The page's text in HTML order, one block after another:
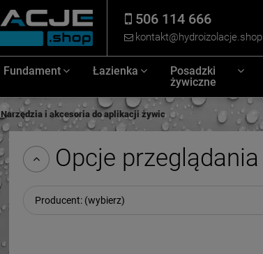
506 114 666
kontakt@hydroizolacje.shop
Fundament Łazienka
Posadzki
żywiczne
Narzędzia i akcesoria do aplikacji żywic
Opcje przeglądania
Producent: (wybierz)